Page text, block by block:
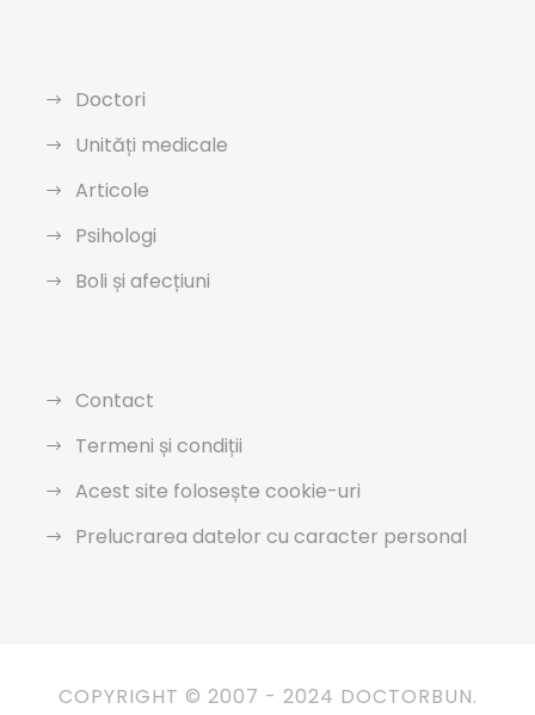
Doctori
Unități medicale
Articole
Psihologi
Boli și afecțiuni
Contact
Termeni și condiții
Acest site folosește cookie-uri
Prelucrarea datelor cu caracter personal
COPYRIGHT © 2007 - 2024 DOCTORBUN.